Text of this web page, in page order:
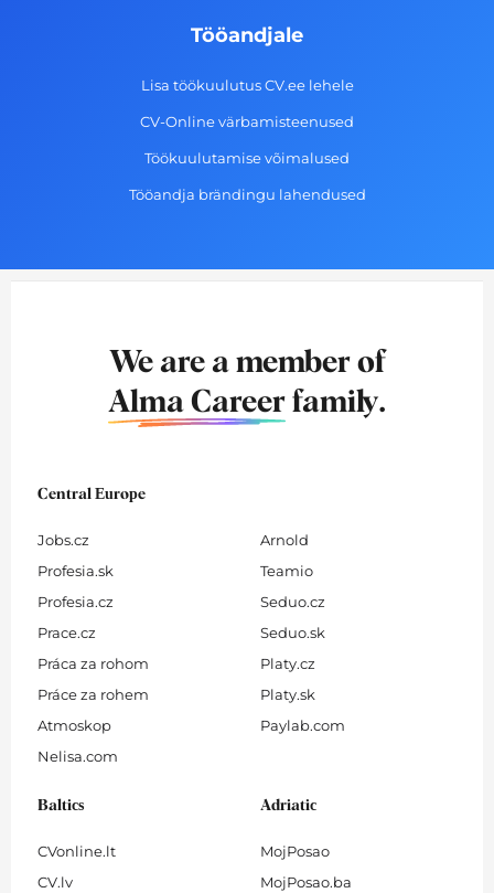
Tööandjale
Lisa töökuulutus CV.ee lehele
CV-Online värbamisteenused
Töökuulutamise võimalused
Tööandja brändingu lahendused
We are a member of
Alma Career family.
Central Europe
Jobs.cz
Profesia.sk
Profesia.cz
Prace.cz
Práca za rohom
Práce za rohem
Atmoskop
Nelisa.com
Arnold
Teamio
Seduo.cz
Seduo.sk
Platy.cz
Platy.sk
Paylab.com
Baltics
CVonline.lt
CV.lv
Adriatic
MojPosao
MojPosao.ba